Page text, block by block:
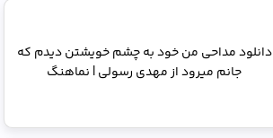
دانلود مداحی من خود به چشم خویشتن دیدم که
جانم میرود از مهدی رسولی | نماهنگ